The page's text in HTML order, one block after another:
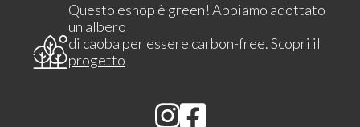
Questo eshop è green! Abbiamo adottato
un albero
di caoba per essere carbon-free.Scopri il
progetto